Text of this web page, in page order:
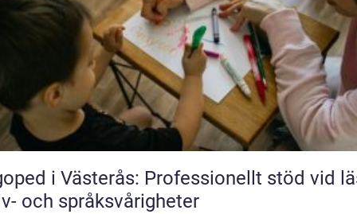
i Västerås: Professionellt stöd vid
och språksvårigheter